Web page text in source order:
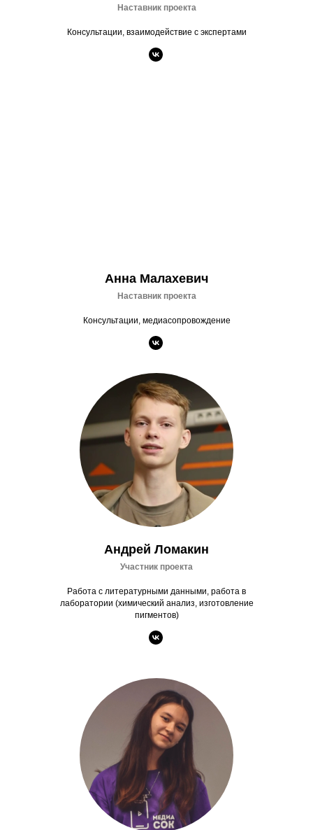
Наставник проекта
Консультации, взаимодействие с экспертами
Анна Малахевич
Наставник проекта
Консультации, медиасопровождение
Андрей Ломакин
Участник проекта
Работа с литературными данными, работа в
лаборатории (химический анализ, изготовление
пигментов)